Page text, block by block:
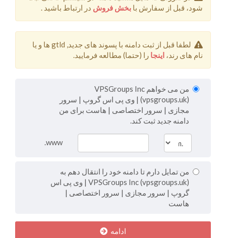
شود، قبل از سفارش با بخش فروش در ارتباط باشید .
لطفا قبل از ثبت دامنه با پسوند های جدید, gtld ها و یا
نام های رند، اینجا را (حتما) مطالعه فرمایید.
من می خواهم VPSGroups Inc
(vpsgroups.uk) | وی پی اس گروپ | سرور
مجازی | سرور اختصاصی | هاست برای من
دامنه جدید ثبت کند.
www.
من تمایل دارم تا دامنه خود را انتقال دهم به
VPSGroups Inc (vpsgroups.uk) | وی پی اس
گروپ | سرور مجازی | سرور اختصاصی |
هاست
ادامه